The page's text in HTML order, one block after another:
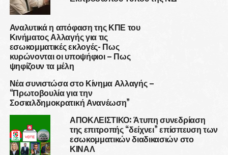
Αναλυτικά η απόφαση της ΚΠΕ του
Κινήματος Αλλαγής για τις
εσωκομματικές εκλογές- Πως
κυρώνονται οι υποψήφιοι – Πως
ψηφίζουν τα μέλη
Νέα συνιστώσα στο Κίνημα Αλλαγής –
“Πρωτοβουλία για την
Σοσιαλδημοκρατική Ανανέωση”
ΑΠΟΚΛΕΙΣΤΙΚΟ: Άτυπη συνεδρίαση
της επιτροπής “δείχνει” επίσπευση των
εσωκομματικών διαδικασιών στο
ΚΙΝΑΛ